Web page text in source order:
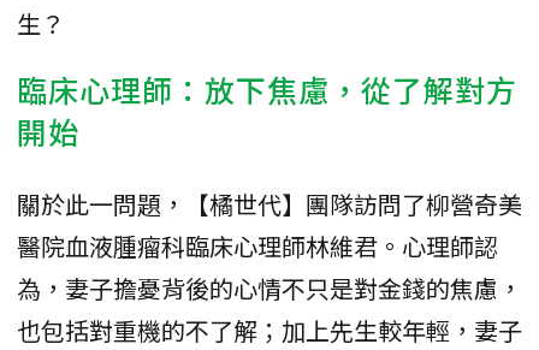
生？
臨床心理師：放下焦慮，從了解對方
開始
關於此一問題，【橘世代】團隊訪問了柳營奇美
醫院血液腫瘤科臨床心理師林維君。心理師認
為，妻子擔憂背後的心情不只是對金錢的焦慮，
也包括對重機的不了解；加上先生較年輕，妻子